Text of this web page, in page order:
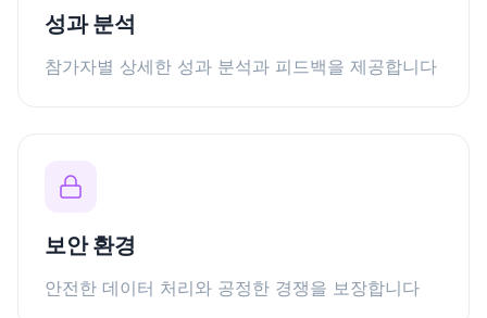
성과 분석
참가자별 상세한 성과 분석과 피드백을 제공합니다
보안 환경
안전한 데이터 처리와 공정한 경쟁을 보장합니다